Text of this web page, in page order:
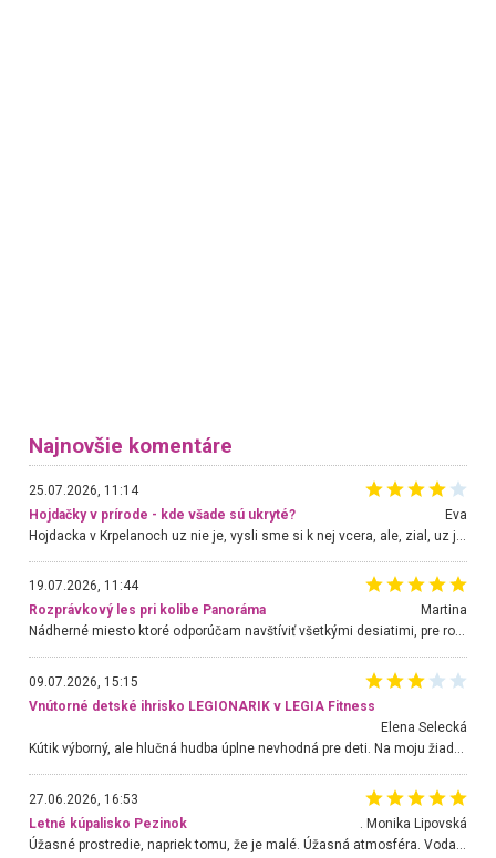
Najnovšie komentáre
25.07.2026, 11:14
Hojdačky v prírode - kde všade sú ukryté?
Eva
19.07.2026, 11:44
Rozprávkový les pri kolibe Panoráma
Martina
Nádherné miesto ktoré odporúčam navštíviť všetkými desiatimi, pre rodiny s deťmi, dôchodcom... Proste a jednoducho ozaj rozprávkový les.. určite ešte prídeme. Odniesli sme si na pamiatku krásne tričká,
09.07.2026, 15:15
Vnútorné detské ihrisko LEGIONARIK v LEGIA Fitness
Elena Selecká
Kútik výborný, ale hlučná hudba úplne nevhodná pre deti. Na moju žiadosť o aspoň sušenie nereagovali.
27.06.2026, 16:53
Letné kúpalisko Pezinok
. Monika Lipovská